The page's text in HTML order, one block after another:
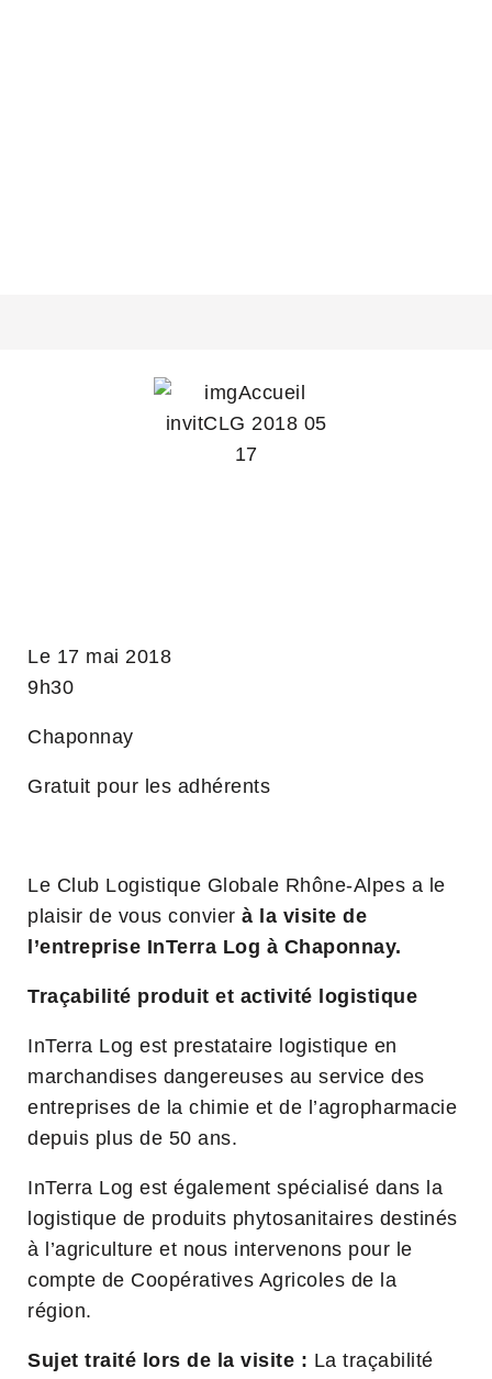
Le 17 mai 2018
9h30
Chaponnay
Gratuit pour les adhérents
Le Club Logistique Globale Rhône-Alpes a le
plaisir de vous convier à la visite de
l’entreprise InTerra Log à Chaponnay.
Traçabilité produit et activité logistique
InTerra Log est prestataire logistique en
marchandises dangereuses au service des
entreprises de la chimie et de l’agropharmacie
depuis plus de 50 ans.
InTerra Log est également spécialisé dans la
logistique de produits phytosanitaires destinés
à l’agriculture et nous intervenons pour le
compte de Coopératives Agricoles de la
région.
Sujet traité lors de la visite : La traçabilité